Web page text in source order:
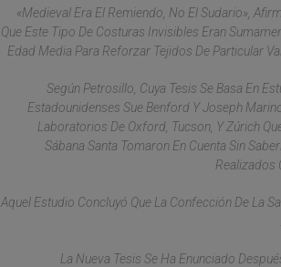
«Medieval Era El Remiendo, No El Sudario»,
Que Este Tipo De Costuras Invisibles Eran
Edad Media Para Reforzar Tejidos De Particular
Según Petrosillo, Cuya Tesis Se Basa En
Estadounidenses Sue Benford Y Joseph
Laboratorios De Oxford, Tucson, Y Zúrich
Sábana Santa Tomaron En Cuenta Sin
Realizados
Aquel Estudio Concluyó Que La Confección De La
La Nueva Tesis Se Ha Enunciado